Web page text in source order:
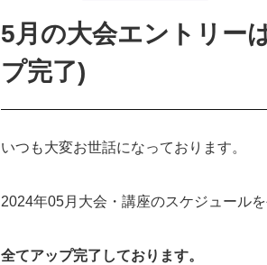
5月の大会エントリー
プ完了)
いつも大変お世話になっております。
2024年05月大会・講座のスケジュール
全てアップ完了しております。